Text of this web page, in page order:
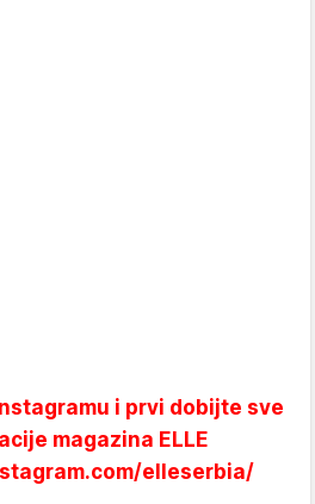
i prvi dobijte sve
magazina ELLE
elleserbia/